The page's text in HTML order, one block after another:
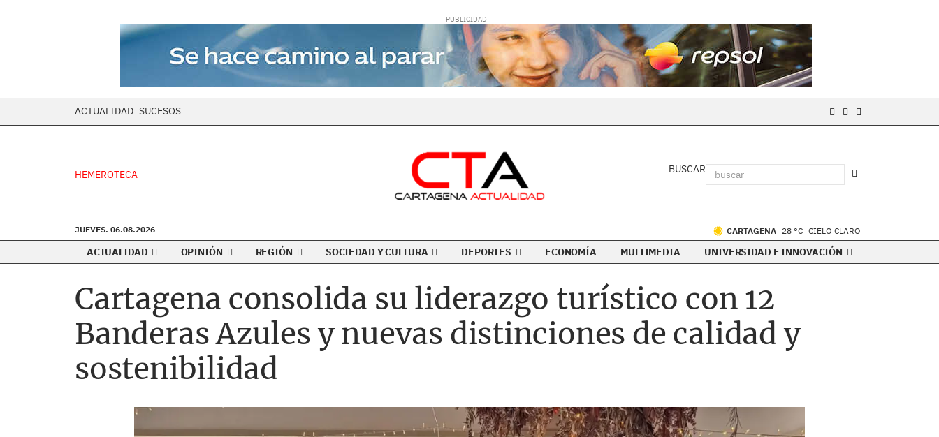
ACTUALIDAD SUCESOS
HEMEROTECA BUSCAR
JUEVES. 06.08.2026 CARTAGENA 28 °C CIELO CLARO
ACTUALIDAD OPINIÓN REGIÓN SOCIEDAD Y CULTURA DEPORTES ECONOMÍA MULTIMEDIA UNIVERSIDAD E INNOVACIÓN
Cartagena consolida su liderazgo turístico con 12
Banderas Azules y nuevas distinciones de calidad y
sostenibilidad